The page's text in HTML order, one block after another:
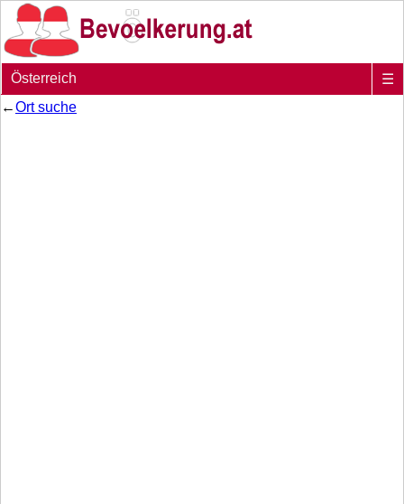
Österreich
☰
←Ort suche